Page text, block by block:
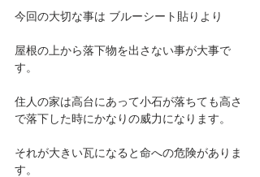
今回の大切な事は ブルーシート貼りより
屋根の上から落下物を出さない事が大事で
す。
住人の家は高台にあって小石が落ちても高さ
で落下した時にかなりの威力になります。
それが大きい瓦になると命への危険がありま
す。